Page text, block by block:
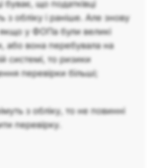
буває, що податківці
з обліку і раніше. Але знову
у ФОПа були великі
або вона перебувала на
системі, то ризики
перевірки більші;
з обліку, то не повинні
перевірку.